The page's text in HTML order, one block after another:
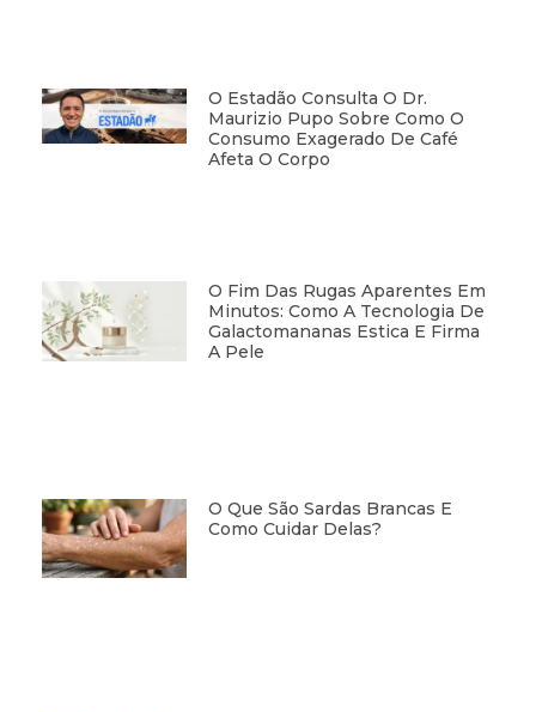
O Estadão Consulta O Dr.
Maurizio Pupo Sobre Como O
Consumo Exagerado De Café
Afeta O Corpo
O Fim Das Rugas Aparentes Em
Minutos: Como A Tecnologia De
Galactomananas Estica E Firma
A Pele
O Que São Sardas Brancas E
Como Cuidar Delas?